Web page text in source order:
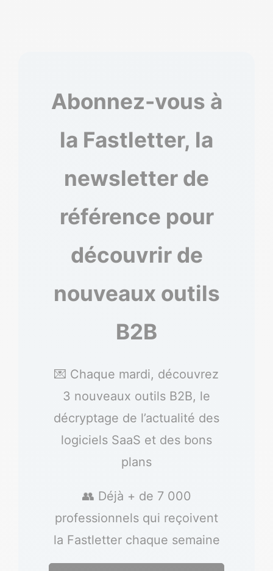
Abonnez-vous à
la Fastletter, la
newsletter de
référence pour
découvrir de
nouveaux outils
B2B
💌 Chaque mardi, découvrez
3 nouveaux outils B2B, le
décryptage de l’actualité des
logiciels SaaS et des bons
plans
👥 Déjà + de 7 000
professionnels qui reçoivent
la Fastletter chaque semaine